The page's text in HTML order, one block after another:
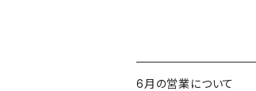
6月の営業について